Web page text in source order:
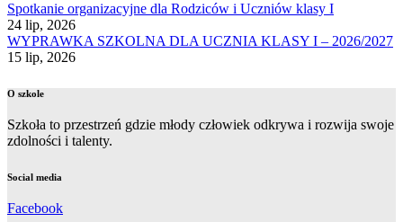
Spotkanie organizacyjne dla Rodziców i Uczniów klasy I
24 lip, 2026
WYPRAWKA SZKOLNA DLA UCZNIA KLASY I – 2026/2027
15 lip, 2026
O szkole
Szkoła to przestrzeń gdzie młody człowiek odkrywa i rozwija swoje
zdolności i talenty.
Social media
Facebook